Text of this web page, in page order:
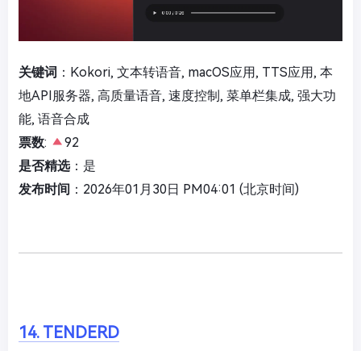
关键词 ：Kokori, 文本转语音, macOS应用, TTS应用, 本
地API服务器, 高质量语音, 速度控制, 菜单栏集成, 强大功
能, 语音合成
票数:
92
是否精选：是
发布时间 ：2026年01月30日 PM04:01 (北京时间)
14. TENDERD